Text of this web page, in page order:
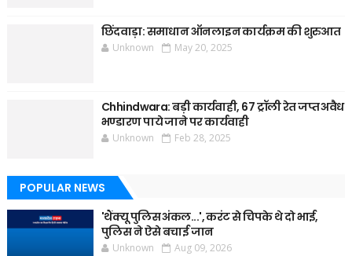
छिंदवाड़ा: समाधान ऑनलाइन कार्यक्रम की शुरुआत
Unknown May 20, 2025
Chhindwara: बड़ी कार्यवाही, 67 ट्रॉली रेत जप्त अवैध
भण्डारण पाये जाने पर कार्यवाही
Unknown Feb 28, 2025
POPULAR NEWS
'थैंक्यू पुलिस अंकल...', करंट से चिपके थे दो भाई,
पुलिस ने ऐसे बचाई जान
Unknown Aug 09, 2026